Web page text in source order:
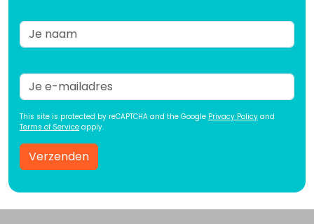
This site is protected by reCAPTCHA and the Google Privacy Policy and
Terms of Service apply.
Verzenden